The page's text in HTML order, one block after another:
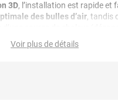
3D, l’installation est rapide et
des bulles d’air , tandis
la pose simple et
compliquée.
chauffé à une température
Voir plus de détails